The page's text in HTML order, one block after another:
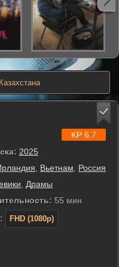
2025
Вьетнам
Россия
Драмы
55 мин
FHD (1080p)
KP 6.7